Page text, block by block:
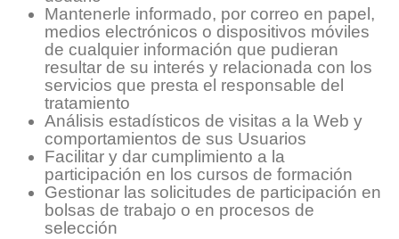
Mantenerle informado, por correo en papel,
medios electrónicos o dispositivos móviles
de cualquier información que pudieran
resultar de su interés y relacionada con los
servicios que presta el responsable del
tratamiento
Análisis estadísticos de visitas a la Web y
comportamientos de sus Usuarios
Facilitar y dar cumplimiento a la
participación en los cursos de formación
Gestionar las solicitudes de participación en
bolsas de trabajo o en procesos de
selección